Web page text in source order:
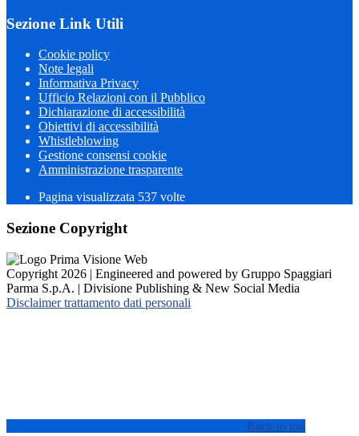
Sezione Link Utili
Cookie policy
Note legali
Informativa Privacy
Ufficio Relazioni con il Pubblico
Dichiarazione di accessibilità
Obiettivi di accessibilità
Whistleblowing
Gestione consensi cookie
Amministrazione trasparente
Pagina visualizzata 537 volte
Sezione Copyright
Copyright 2026 | Engineered and powered by Gruppo Spaggiari
Parma S.p.A. | Divisione Publishing & New Social Media
Disclaimer trattamento dati personali
Back to top